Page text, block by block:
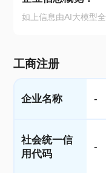
如上信息由AI大模型
工商注册
企业名称 -
社会统一信
用代码
-